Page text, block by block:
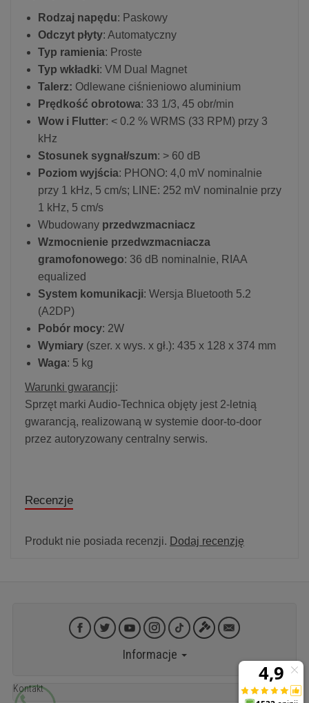
Rodzaj napędu: Paskowy
Odczyt płyty: Automatyczny
Typ ramienia: Proste
Typ wkładki: VM Dual Magnet
Talerz: Odlewane ciśnieniowo aluminium
Prędkość obrotowa: 33 1/3, 45 obr/min
Wow i Flutter: < 0.2 % WRMS (33 RPM) przy 3
kHz
Stosunek sygnał/szum: > 60 dB
Poziom wyjścia: PHONO: 4,0 mV nominalnie
przy 1 kHz, 5 cm/s; LINE: 252 mV nominalnie przy
1 kHz, 5 cm/s
Wbudowany przedwzmacniacz
Wzmocnienie przedwzmacniacza
gramofonowego: 36 dB nominalnie, RIAA
equalized
System komunikacji: Wersja Bluetooth 5.2
(A2DP)
Pobór mocy: 2W
Wymiary (szer. x wys. x gł.): 435 x 128 x 374 mm
Waga: 5 kg
Warunki gwarancji:
Sprzęt marki Audio-Technica objęty jest 2-letnią
gwarancją, realizowaną w systemie door-to-door
przez autoryzowany centralny serwis.
Recenzje
Produkt nie posiada recenzji. Dodaj recenzję
Informacje
Kontakt